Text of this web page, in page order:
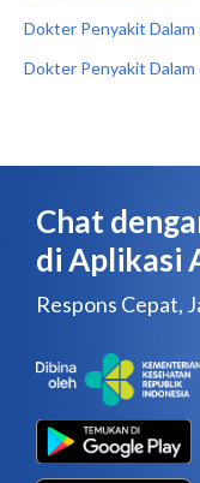
Dokter Penyakit Dalam
Dokter Penyakit Dalam